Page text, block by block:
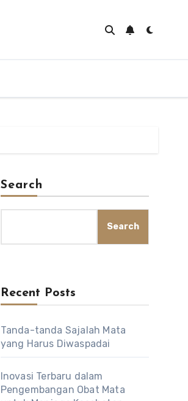
Search
Search
Recent Posts
Tanda-tanda Sajalah Mata
yang Harus Diwaspadai
Inovasi Terbaru dalam
Pengembangan Obat Mata